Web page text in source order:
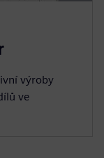
výroby
ve